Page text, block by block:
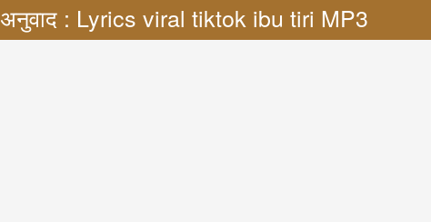
अनुवाद : Lyrics viral tiktok ibu tiri MP3